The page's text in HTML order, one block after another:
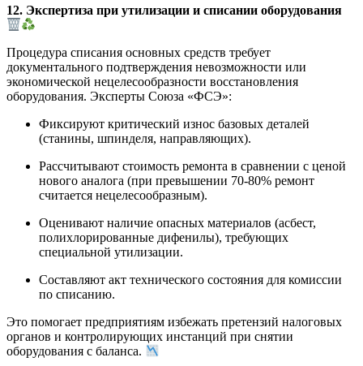
12. Экспертиза при утилизации и списании оборудования
Процедура списания основных средств требует
документального подтверждения невозможности или
экономической нецелесообразности восстановления
оборудования. Эксперты Союза «ФСЭ»:
Фиксируют критический износ базовых деталей
(станины, шпинделя, направляющих).
Рассчитывают стоимость ремонта в сравнении с ценой
нового аналога (при превышении 70-80% ремонт
считается нецелесообразным).
Оценивают наличие опасных материалов (асбест,
полихлорированные дифенилы), требующих
специальной утилизации.
Составляют акт технического состояния для комиссии
по списанию.
Это помогает предприятиям избежать претензий налоговых
органов и контролирующих инстанций при снятии
оборудования с баланса.